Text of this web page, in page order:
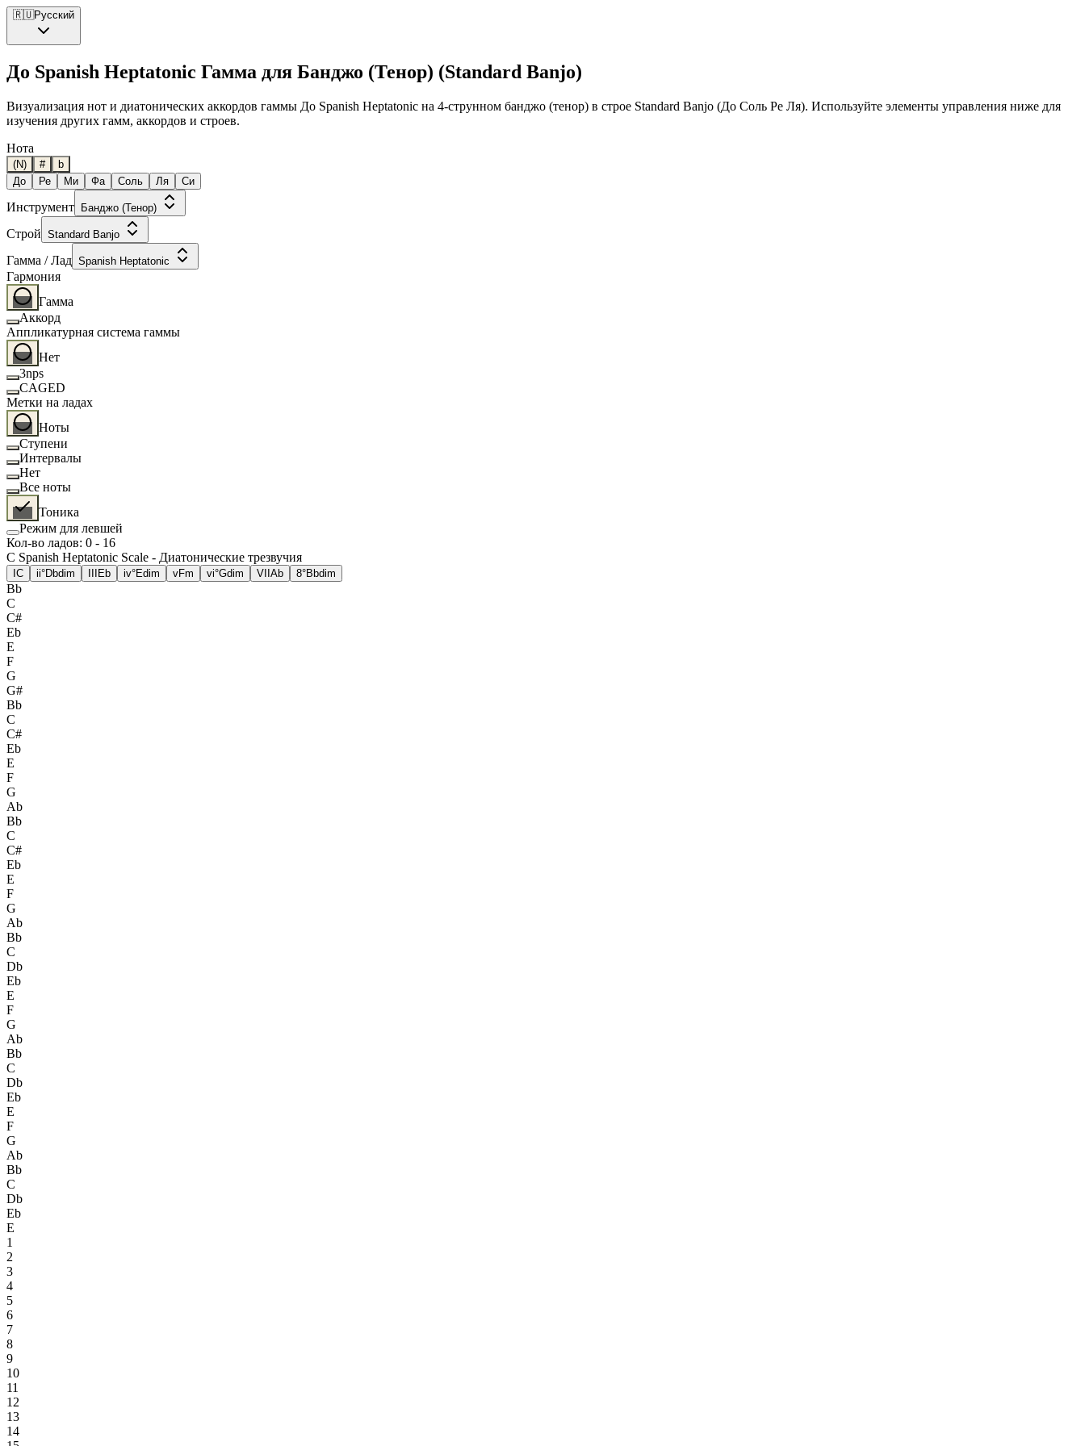
🇷🇺Русский
До Spanish Heptatonic Гамма для Банджо (Тенор) (Standard Banjo)
Визуализация нот и диатонических аккордов гаммы До Spanish Heptatonic на 4-струнном банджо (тенор) в строе Standard Banjo (До Соль Ре Ля). Используйте элементы управления ниже для
изучения других гамм, аккордов и строев.
Нота
(N) #
b
До
Ре Ми Фа Соль Ля Си
Инструмент Банджо (Тенор)
Строй Standard Banjo
Гамма / Лад Spanish Heptatonic
Гармония
Гамма
Аккорд
Аппликатурная система гаммы
Нет
3nps
CAGED
Метки на ладах
Ноты
Ступени
Интервалы
Нет
Все ноты
Тоника
Режим для левшей
Кол-во ладов: 0 - 16
C Spanish Heptatonic Scale - Диатонические трезвучия
C ii°Dbdim Eb iv°Edim vFm vi°Gdim VII Ab 8°Bbdim
Bb
C
C#
Eb
E
F
G
G#
Bb
C
C#
Eb
E
F
G
Ab
Bb
C
C#
Eb
E
F
G
Ab
Bb
C
Db
Eb
E
F
G
Ab
Bb
C
Db
Eb
E
F
G
Ab
Bb
C
Db
Eb
E
1
2
3
4
5
6
7
8
9
10
11
12
13
14